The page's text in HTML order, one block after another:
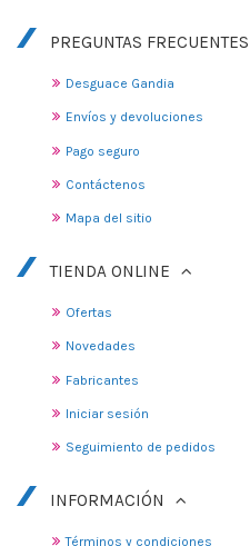
PREGUNTAS FRECUENTES
Desguace Gandia
Envíos y devoluciones
Pago seguro
Contáctenos
Mapa del sitio
TIENDA ONLINE
Ofertas
Novedades
Fabricantes
Iniciar sesión
Seguimiento de pedidos
INFORMACIÓN
Términos y condiciones